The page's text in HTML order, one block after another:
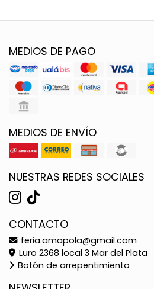
MEDIOS DE PAGO
MEDIOS DE ENVÍO
NUESTRAS REDES SOCIALES
CONTACTO
feria.amapola@gmail.com
Luro 2368 local 3 Mar del Plata
Botón de arrepentimiento